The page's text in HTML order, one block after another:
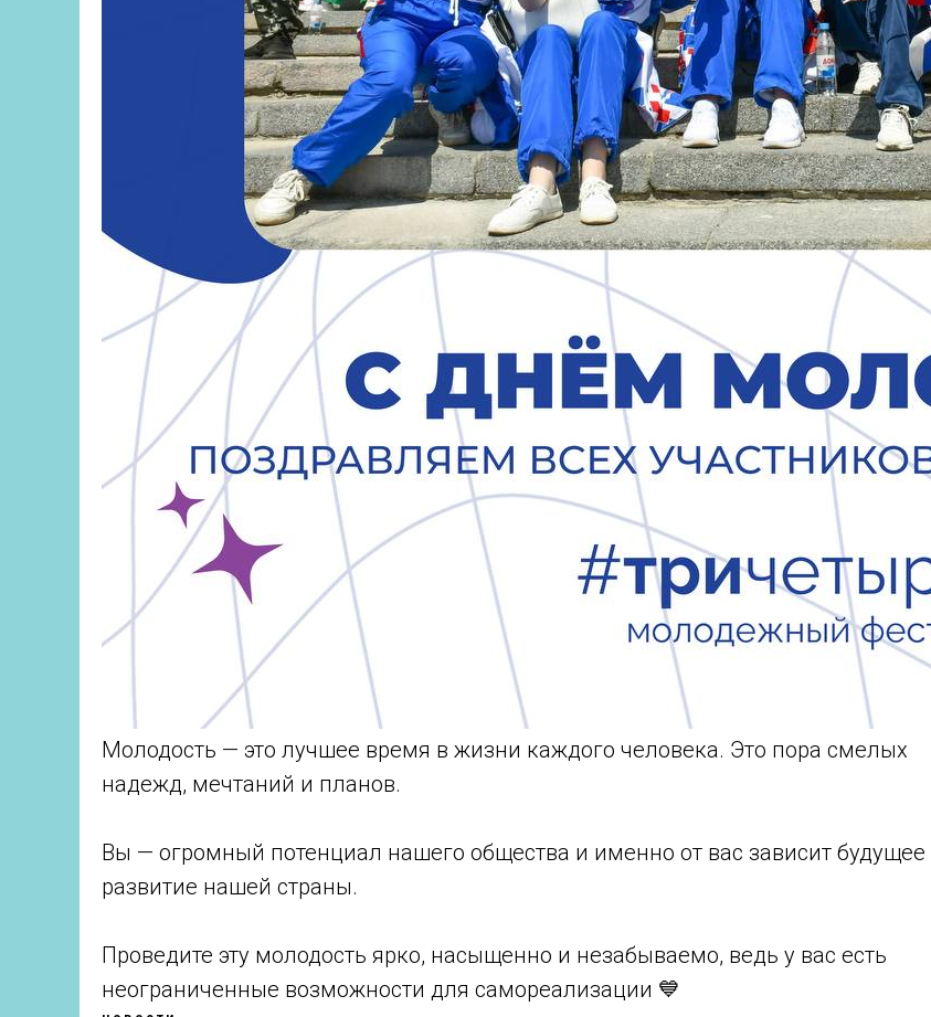
Молодость — это лучшее время в жизни каждого человека. Это пора смелых
надежд, мечтаний и планов.
Вы — огромный потенциал нашего общества и именно от вас зависит будущее
развитие нашей страны.
Проведите эту молодость ярко, насыщенно и незабываемо, ведь у вас есть
неограниченные возможности для самореализации 💙